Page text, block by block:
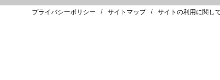
プライバシーポリシー サイトマップ サイトの利用に関し